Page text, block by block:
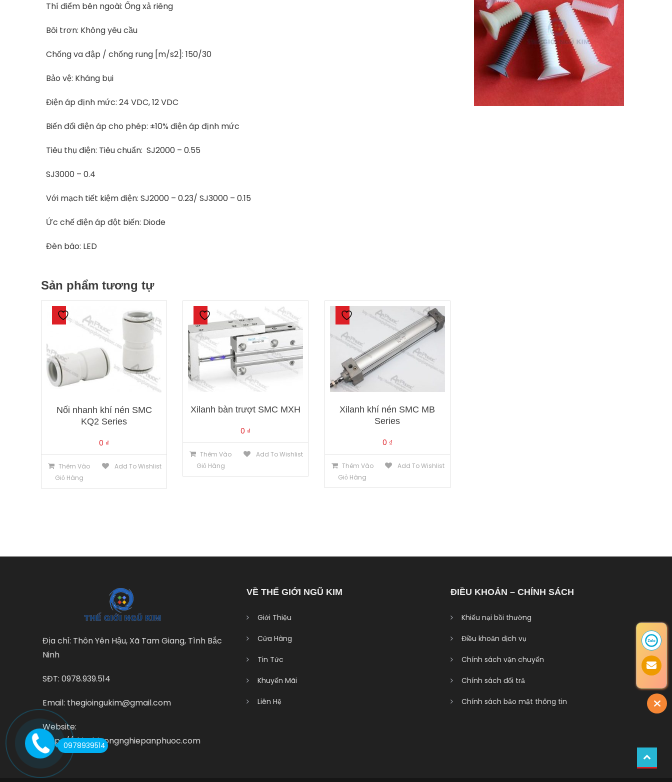
Thí điểm bên ngoài: Ống xả riêng
Bôi trơn: Không yêu cầu
Chống va đập / chống rung [m/s2]: 150/30
Bảo vệ: Kháng bụi
Điện áp định mức: 24 VDC, 12 VDC
Biến đổi điện áp cho phép: ±10% điện áp định mức
Tiêu thụ điện: Tiêu chuẩn: SJ2000 – 0.55
SJ3000 – 0.4
Với mạch tiết kiệm điện: SJ2000 – 0.23/ SJ3000 – 0.15
Ức chế điện áp đột biến: Diode
Đèn báo: LED
Sản phẩm tương tự
Nối nhanh khí nén SMC
KQ2 Series
0 ₫
Thêm Vào
Giỏ Hàng
Add To Wishlist
Xilanh bàn trượt SMC MXH
0 ₫
Thêm Vào
Giỏ Hàng
Add To Wishlist
Xilanh khí nén SMC MB
Series
0 ₫
Thêm Vào
Giỏ Hàng
Add To Wishlist
Địa chỉ: Thôn Yên Hậu, Xã Tam Giang, Tình Bắc
Ninh
SĐT: 0978.939.514
Email: thegioingukim@gmail.com
Website:
https://thietbicongnghiepanphuoc.com
VỀ THẾ GIỚI NGŨ KIM
Giới Thiệu
Cửa Hàng
Tin Tức
Khuyến Mãi
Liên Hệ
ĐIỀU KHOẢN – CHÍNH SÁCH
Khiếu nại bồi thường
Điều khoản dịch vụ
Chính sách vận chuyển
Chính sách đổi trả
Chính sách bảo mật thông tin
0978939514